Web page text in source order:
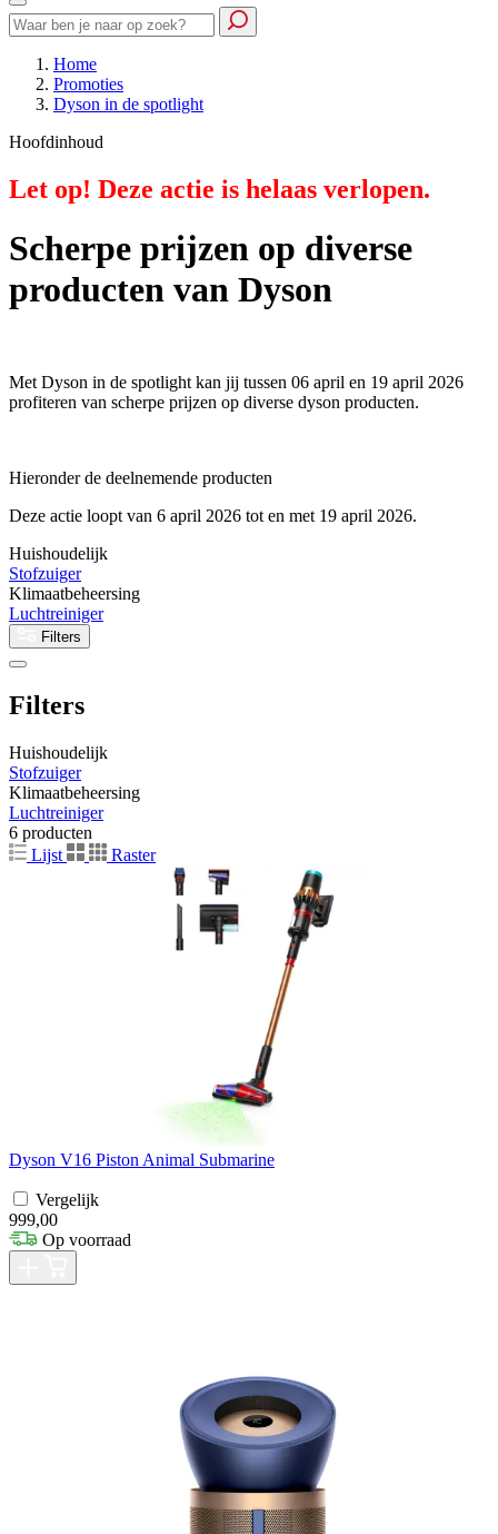
Home
Promoties
Dyson in de spotlight
Hoofdinhoud
Let op! Deze actie is helaas verlopen.
Scherpe prijzen op diverse
producten van Dyson
Met Dyson in de spotlight kan jij tussen 06 april en 19 april 2026
profiteren van scherpe prijzen op diverse dyson producten.
Hieronder de deelnemende producten
Deze actie loopt van 6 april 2026 tot en met 19 april 2026.
Huishoudelijk
Stofzuiger
Klimaatbeheersing
Luchtreiniger
Filters
Filters
Huishoudelijk
Stofzuiger
Klimaatbeheersing
Luchtreiniger
6 producten
Lijst
Raster
Dyson V16 Piston Animal Submarine
Vergelijk
999,00
Op voorraad